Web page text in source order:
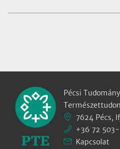
Pécsi
7624 Pécs,
+36 72
Kapcsolat